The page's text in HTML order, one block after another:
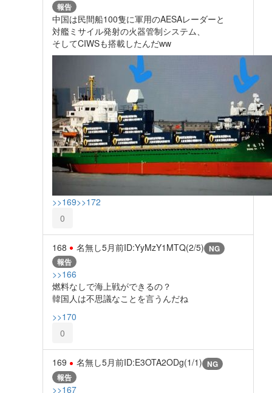
報告
中国は民間船100隻に軍用のAESAレーダーと
対艦ミサイル発射の火器管制システム、
そしてCIWSも搭載したんだww
>>169>>172
0
168 名無し5月前ID:YyMzY1MTQ(2/5) NG
報告
>>166
燃料なしで海上戦ができるの？
韓国人は不思議なことを言うんだね
>>170
0
169 名無し5月前ID:E3OTA2ODg(1/1) NG
報告
>>167